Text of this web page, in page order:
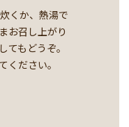
くか、熱湯で
お召し上がり
てもどうぞ。
ください。